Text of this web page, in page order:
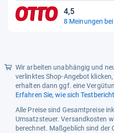
Mustername:
Typ Batterie
Zielgruppe
Sternen
4,5
4,5
von
8 Meinungen
Wir arbeiten unabhängig und
verlinktes Shop-Angebot
erhalten dann ggf. eine
Erfahren Sie, wie sich
Alle Preise sind Gesamtpreise
Umsatzsteuer. Versandkosten
berechnet. Maßgeblich sind der